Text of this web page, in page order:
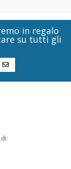
in regalo
su tutti gli